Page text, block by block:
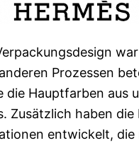
Prozessen
die Hauptfarben aus
Zusätzlich haben die
entwickelt, die